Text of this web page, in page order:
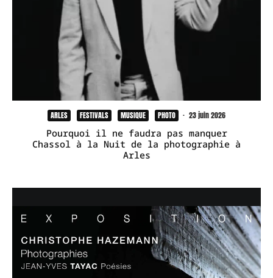
ARLES FESTIVALS MUSIQUE PHOTO · 23 juin 2026
Pourquoi il ne faudra pas manquer
Chassol à la Nuit de la photographie à
Arles